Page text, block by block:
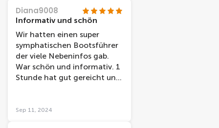
Diana9008
Informativ und schön
Wir hatten einen super
symphatischen Bootsführer
der viele Nebeninfos gab.
War schön und informativ. 1
Stunde hat gut gereicht und
und pünktlich, sowie sauber.
Sep 11, 2024